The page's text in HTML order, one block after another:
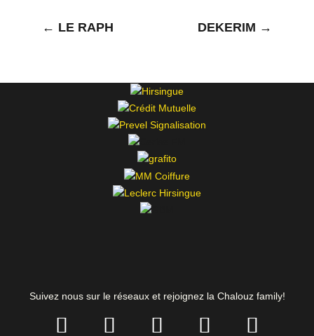
← LE RAPH DEKERIM →
Suivez nous sur le réseaux et rejoignez la Chalouz family!